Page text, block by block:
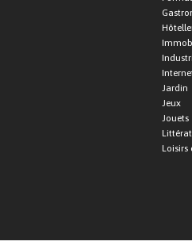
Jardin
Jeux
Jouets
Loisirs